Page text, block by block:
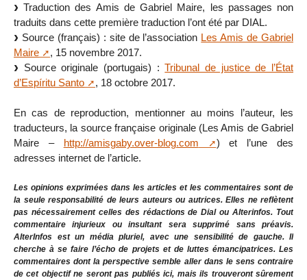
Traduction des Amis de Gabriel Maire, les passages non
traduits dans cette première traduction l’ont été par DIAL.
Source (français) : site de l’association Les Amis de Gabriel
Maire
, 15 novembre 2017.
Source originale (portugais) :Tribunal de justice de l’État
d’Espíritu Santo
, 18 octobre 2017.
En cas de reproduction, mentionner au moins l’auteur, les
traducteurs, la source française originale (Les Amis de Gabriel
Maire – http://amisgaby.over-blog.com
) et l’une des
adresses internet de l’article.
Les opinions exprimées dans les articles et les commentaires sont de
la seule responsabilité de leurs auteurs ou autrices. Elles ne reflètent
pas nécessairement celles des rédactions de Dial ou Alterinfos. Tout
commentaire injurieux ou insultant sera supprimé sans préavis.
AlterInfos est un média pluriel, avec une sensibilité de gauche. Il
cherche à se faire l’écho de projets et de luttes émancipatrices. Les
commentaires dont la perspective semble aller dans le sens contraire
de cet objectif ne seront pas publiés ici, mais ils trouveront sûrement